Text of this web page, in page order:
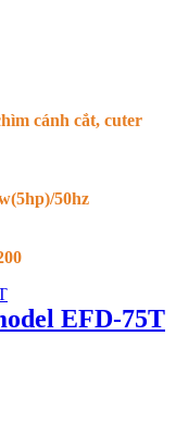
cánh cắt, cuter
50hz
EFD-75T